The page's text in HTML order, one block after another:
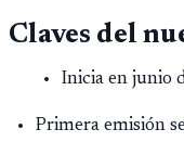
Claves del
Inicia en junio
Primera emisión